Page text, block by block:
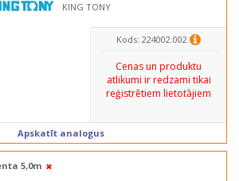
KING TONY
Kods: 224002.002
Cenas un produktu
atlikumi ir redzami tikai
reģistrētiem lietotājiem
Apskatīt analogus
5,0m